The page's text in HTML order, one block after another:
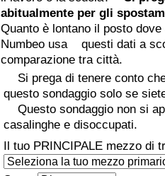
abitualmente per gli
Quanto è lontano il posto
Numbeo usa questi dati a
comparazione tra città.
Si prega di tenere conto
questo sondaggio solo se
Questo sondaggio non si
casalinghe e disoccupati.
Il tuo PRINCIPALE mezzo di
Indice del Costo della Vita
ad Aqaba
Indice del Prezzo delle
Indice della qualità della
Criminalità
Indice del Tasso di
Indice della Criminalità
Indice di criminalità per